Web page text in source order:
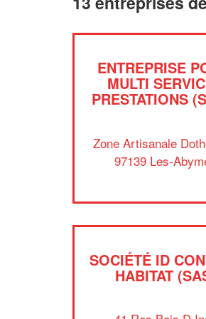
ENTREPRISE
MULTI
PRESTATIONS
Zone Artisanale
97139 Les-
SOCIÉTÉ ID
HABITAT